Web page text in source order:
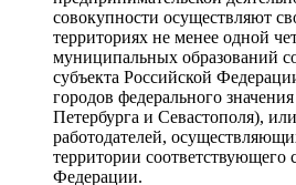
совокупности осуществляют
территориях не менее одной
муниципальных образований
субъекта Российской
городов федерального
Петербурга и Севастополя),
работодателей,
территории соответствующего
Федерации.